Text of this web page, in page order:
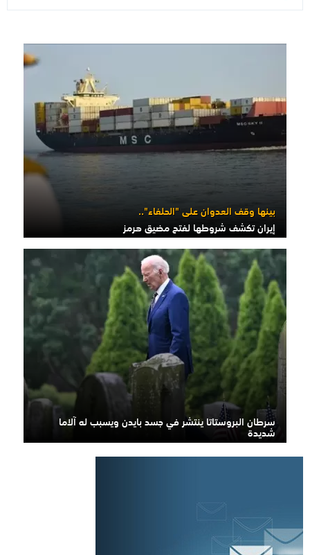
بينها وقف العدوان على "الحلفاء"..
إيران تكشف شروطها لفتح مضيق هرمز
سرطان البروستاتا ينتشر في جسد بايدن ويسبب له آلاما
شديدة